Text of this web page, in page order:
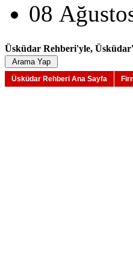
08
Üsküdar Rehberi'yle,
Üsküdar Rehberi Ana Sayfa